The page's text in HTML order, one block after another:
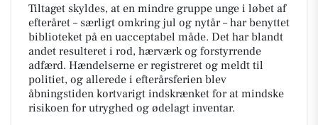
Tiltaget skyldes, at en mindre gruppe unge i løbet af
efteråret – særligt omkring jul og nytår – har benyttet
biblioteket på en uacceptabel måde. Det har blandt
andet resulteret i rod, hærværk og forstyrrende
adfærd. Hændelserne er registreret og meldt til
politiet, og allerede i efterårsferien blev
åbningstiden kortvarigt indskrænket for at mindske
risikoen for utryghed og ødelagt inventar.